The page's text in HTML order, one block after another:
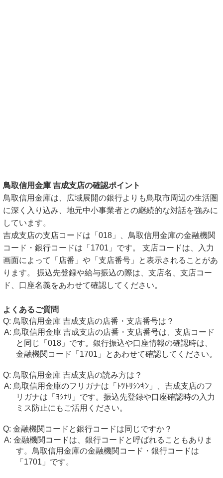
鳥取信用金庫 吉成支店の確認ポイント
鳥取信用金庫は、広域展開の銀行よりも鳥取市周辺の生活圏
に深く入り込み、地元中小事業者との継続的な対話を強みに
しています。
吉成支店の支店コードは「018」、鳥取信用金庫の金融機関
コード・銀行コードは「1701」です。 支店コードは、入力
画面によって「店番」や「支店番号」と表示されることがあ
ります。 振込先登録や給与振込の際は、支店名、支店コー
ド、口座名義をあわせて確認してください。
よくあるご質問
鳥取信用金庫 吉成支店の店番・支店番号は？
鳥取信用金庫 吉成支店の店番・支店番号は、支店コード
と同じ「018」です。銀行振込や口座情報の確認時は、
金融機関コード「1701」とあわせて確認してください。
鳥取信用金庫 吉成支店の読み方は？
鳥取信用金庫のフリガナは「ﾄﾂﾄﾘｼﾝｷﾝ」、吉成支店のフ
リガナは「ﾖｼﾅﾘ」です。振込先登録や口座確認時の入力
ミス防止にもご活用ください。
金融機関コードと銀行コードは同じですか？
金融機関コードは、銀行コードと呼ばれることもありま
す。鳥取信用金庫の金融機関コード・銀行コードは
「1701」です。